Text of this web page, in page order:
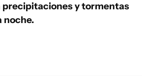
precipitaciones y tormentas
noche.